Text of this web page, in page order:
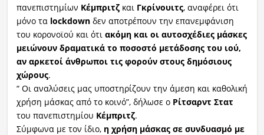
πανεπιστημίων Κέμπριτζκαι Γκρίνουιτς, αναφέρει ότι
μόνο τα lockdownδεν αποτρέπουν την επανεμφάνιση
του κορονοϊού και ότι ακόμη και οι αυτοσχέδιες μάσκες
μειώνουν δραματικά το ποσοστό μετάδοσης του ιού,
αν αρκετοί άνθρωποι τις φορούν στους δημόσιους
χώρους.
“ Οι αναλύσεις μας υποστηρίζουν την άμεση και καθολική
χρήση μάσκας από το κοινό”, δήλωσε ο Ρίτσαρντ Στατ
του πανεπιστημίου Κέμπριτζ.
Σύμφωνα με τον ίδιο, η χρήση μάσκας σε συνδυασμό με